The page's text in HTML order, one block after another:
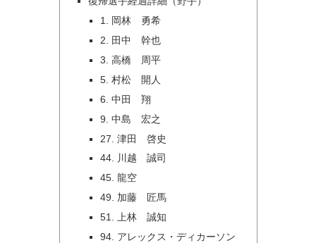
1. 岡林 勇希
2. 田中 幹也
3. 高橋 周平
5. 村松 開人
6. 中田 翔
9. 中島 宏之
27. 津田 啓史
44. 川越 誠司
45. 龍空
49. 加藤 匠馬
51. 上林 誠知
94. アレックス・ディカーソン